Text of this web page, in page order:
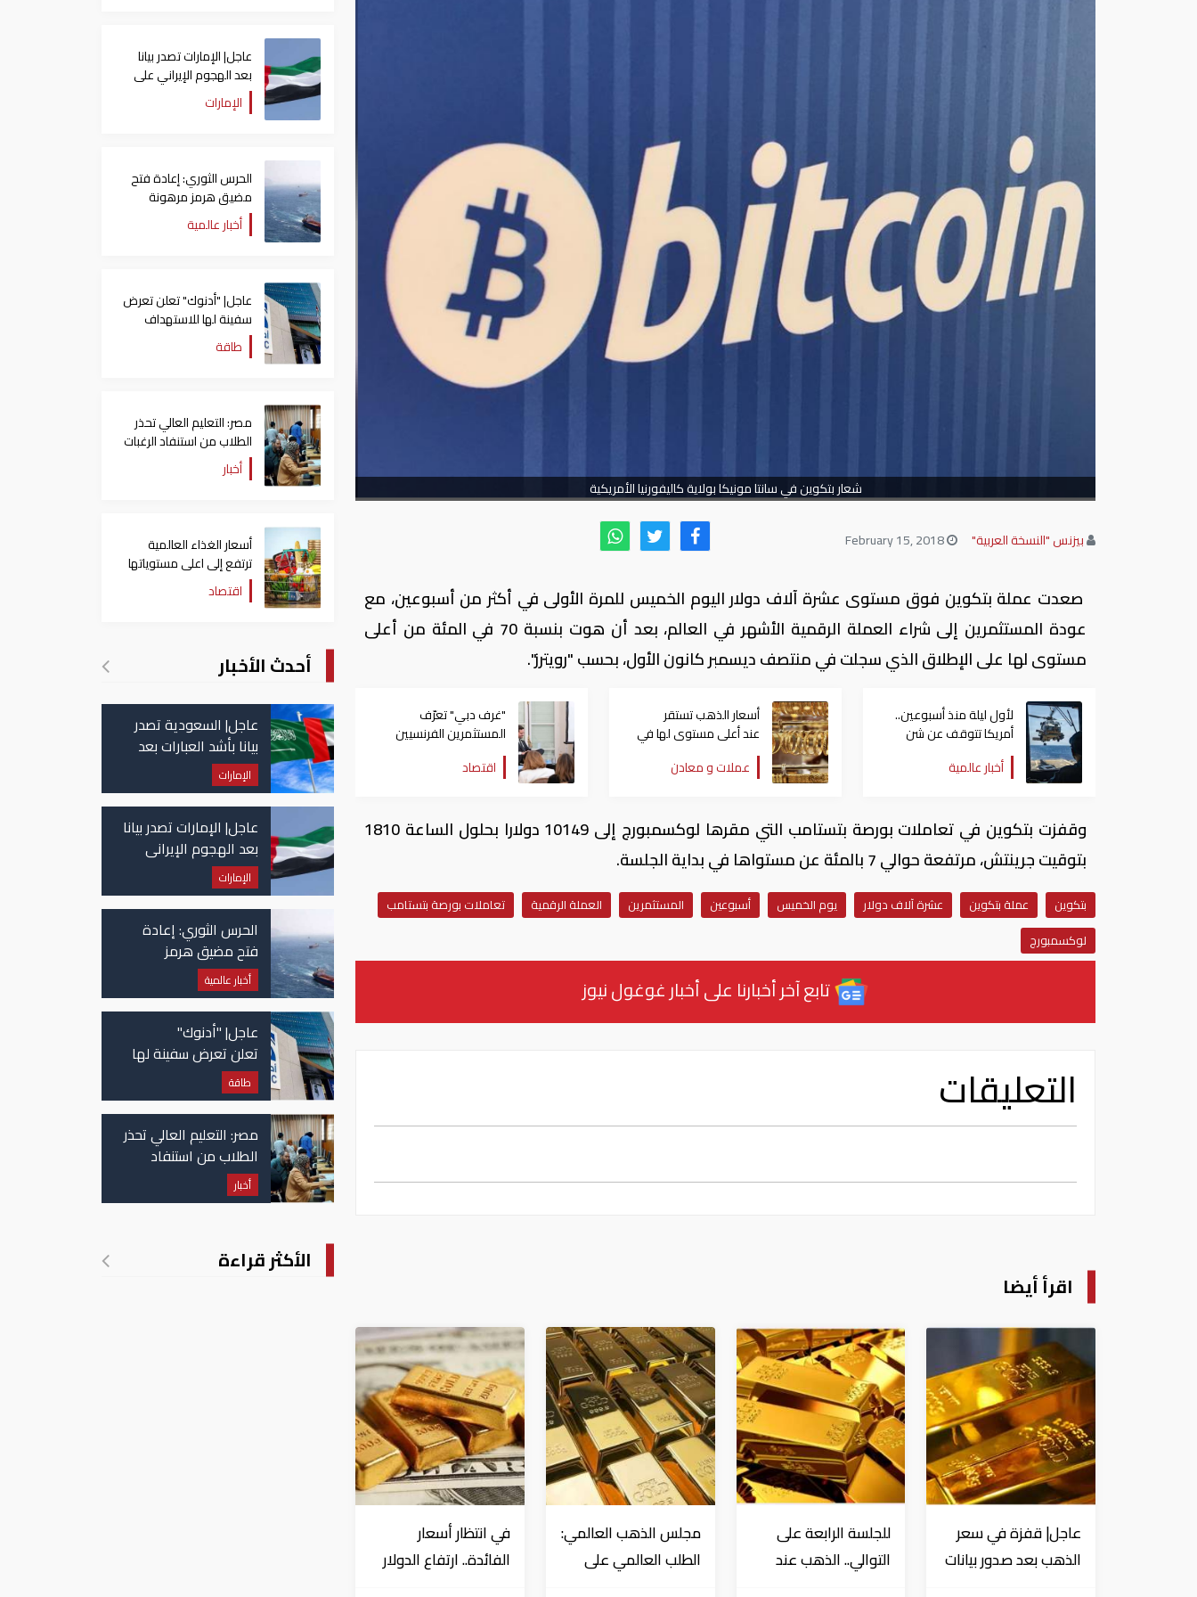
شعار بتكوين في سانتا مونيكا بولاية كاليفورنيا الأمريكية
بيزنس "النسخة العربية"
صعدت عملة بتكوين فوق مستوى عشرة آلاف دولار اليوم الخميس للمرة الأولى في أكثر من أسبوعين، مع
عودة المستثمرين إلى شراء العملة الرقمية الأشهر في العالم، بعد أن هوت بنسبة 70 في المئة من أعلى
مستوى لها على الإطلاق الذي سجلت في منتصف ديسمبر كانون الأول، بحسب "رويترز".
لأول ‌ليلة منذ أسبوعين..
أمريكا تتوقف عن شن
غارات على إيران
أخبار عالمية
أسعار ⁠الذهب تستقر
عند أعلى مستوى لها في
أسبوعين
عملات و معادن
"غرف دبي" تعرّف
المستثمرين الفرنسيين
على الفرص الواعدة في
الإمارة
اقتصاد
وقفزت بتكوين في تعاملات بورصة بتستامب التي مقرها لوكسمبورج إلى 10149 دولارا بحلول الساعة 1810
بتوقيت جرينتش، مرتفعة حوالي 7 بالمئة عن مستواها في بداية الجلسة.
بتكوين عملة بتكوين عشرة آلاف دولار يوم الخميس أسبوعين المستثمرين العملة الرقمية
تعاملات بورصة بتستامب
لوكسمبورج
تابع آخر أخبارنا على أخبار غوغول نيوز
التعليقات
اقرأ أيضا
عاجل| قفزة في سعر
الذهب بعد صدور بيانات
للجلسة الرابعة على
التوالي.. الذهب عند
مجلس الذهب العالمي:
الطلب العالمي على
في انتظار أسعار
الفائدة.. ارتفاع الدولار
عاجل| الإمارات تصدر بيانا
بعد الهجوم الإيراني على
سفينة تابعة لـ"أدنوك"
الإمارات
الحرس الثوري: إعادة فتح
مضيق هرمز مرهونة
بقبول واشنطن الكامل
لشروط طهران
أخبار عالمية
عاجل| "أدنوك" تعلن تعرض
سفينة لها للاستهداف
بصاروخ في مضيق هرمز
طاقة
مصر: التعليم العالي تحذر
الطلاب من استنفاد الرغبات
قبل غلق التسجيل
أخبار
أسعار الغذاء العالمية
ترتفع إلى اعلى مستوياتها
منذ 3 سنواتاقتصاد
أحدث الأخبار
عاجل| السعودية تصدر
بيانا بأشد العبارات بعد
استهداف إيران لناقلة
إماراتية
الإمارات
عاجل| الإمارات تصدر بيانا
بعد الهجوم الإيراني
على سفينة تابعة
لـ"أدنوك"
الإمارات
الحرس الثوري: إعادة
فتح مضيق هرمز
مرهونة بقبول واشنطن
الكامل لشروط طهران
أخبار عالمية
عاجل| "أدنوك"
تعلن تعرض سفينة لها
للاستهداف بصاروخ في
مضيق هرمز
طاقة
مصر: التعليم العالي تحذر
الطلاب من استنفاد
الرغبات قبل غلق
التسجيل
أخبار
الأكثر قراءة